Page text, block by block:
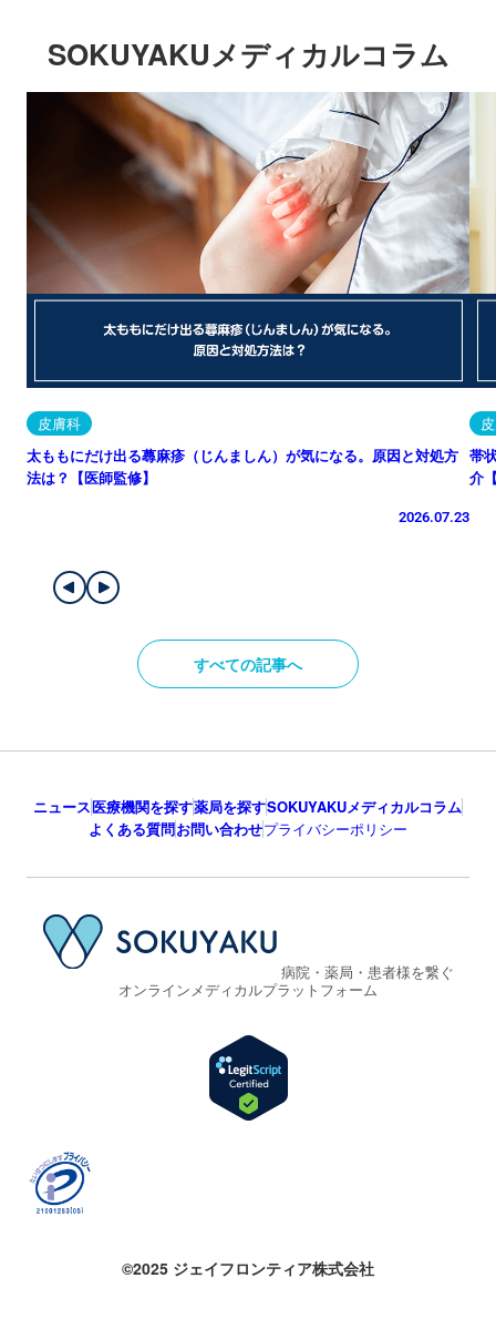
SOKUYAKUメディカルコラム
皮膚科
太ももにだけ出る蕁麻疹（じんましん）が気になる。原因と対処方
法は？【医師監修】
2026.07.23
帯
介
すべての記事へ
ニュース医療機関を探す薬局を探すSOKUYAKUメディカルコラム
よくある質問お問い合わせプライバシーポリシー
病院・薬局・患者様を繋ぐ
オンラインメディカルプラットフォーム
©2025 ジェイフロンティア株式会社